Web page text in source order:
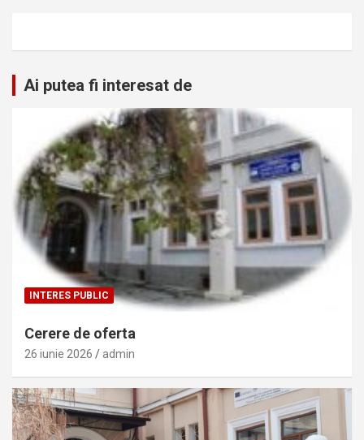
Ai putea fi interesat de
INTERES PUBLIC
Cerere de oferta
26 iunie 2026 admin